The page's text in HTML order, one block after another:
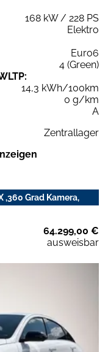
168 kW / 228 PS
Elektro
Euro6
4 (Green)
14,3 kWh/100km
0 g/km
A
Zentrallager
,360 Grad Kamera,
64.299,00 €
ausweisbar